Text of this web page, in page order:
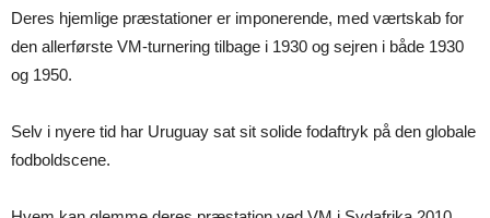
Deres hjemlige præstationer er imponerende, med værtskab for
den allerførste VM-turnering tilbage i 1930 og sejren i både 1930
og 1950.
Selv i nyere tid har Uruguay sat sit solide fodaftryk på den globale
fodboldscene.